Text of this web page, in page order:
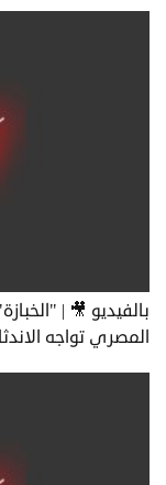
بالفيديو 🎥 |
المصري تواجه